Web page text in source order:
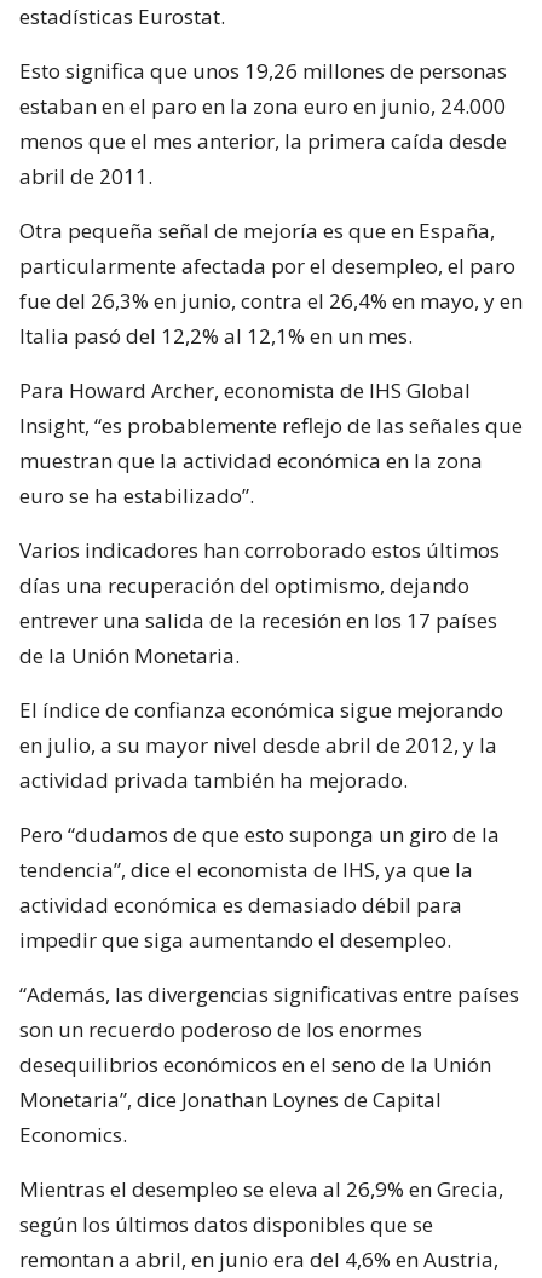
estadísticas Eurostat.
Esto significa que unos 19,26 millones de personas
estaban en el paro en la zona euro en junio, 24.000
menos que el mes anterior, la primera caída desde
abril de 2011.
Otra pequeña señal de mejoría es que en España,
particularmente afectada por el desempleo, el paro
fue del 26,3% en junio, contra el 26,4% en mayo, y en
Italia pasó del 12,2% al 12,1% en un mes.
Para Howard Archer, economista de IHS Global
Insight, “es probablemente reflejo de las señales que
muestran que la actividad económica en la zona
euro se ha estabilizado”.
Varios indicadores han corroborado estos últimos
días una recuperación del optimismo, dejando
entrever una salida de la recesión en los 17 países
de la Unión Monetaria.
El índice de confianza económica sigue mejorando
en julio, a su mayor nivel desde abril de 2012, y la
actividad privada también ha mejorado.
Pero “dudamos de que esto suponga un giro de la
tendencia”, dice el economista de IHS, ya que la
actividad económica es demasiado débil para
impedir que siga aumentando el desempleo.
“Además, las divergencias significativas entre países
son un recuerdo poderoso de los enormes
desequilibrios económicos en el seno de la Unión
Monetaria”, dice Jonathan Loynes de Capital
Economics.
Mientras el desempleo se eleva al 26,9% en Grecia,
según los últimos datos disponibles que se
remontan a abril, en junio era del 4,6% en Austria,